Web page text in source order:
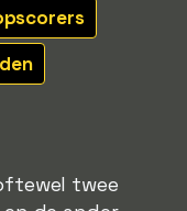
twee